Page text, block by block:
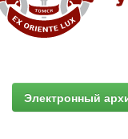
Электронный